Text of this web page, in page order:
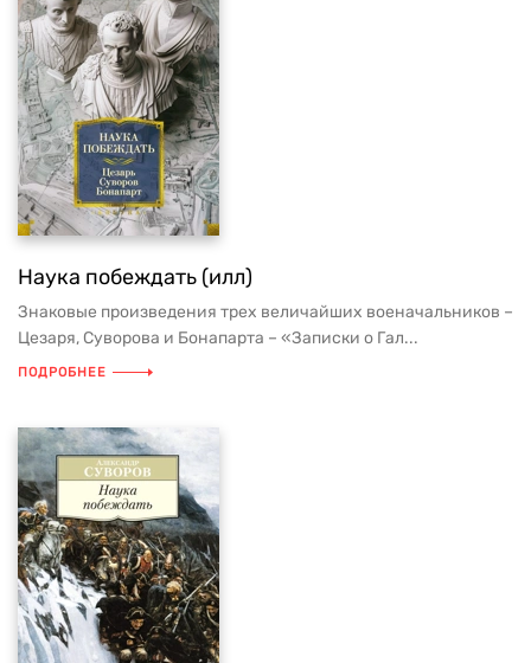
Наука побеждать (илл)
Знаковые произведения трех величайших военачальников –
Цезаря, Суворова и Бонапарта – «Записки о Гал...
ПОДРОБНЕЕ